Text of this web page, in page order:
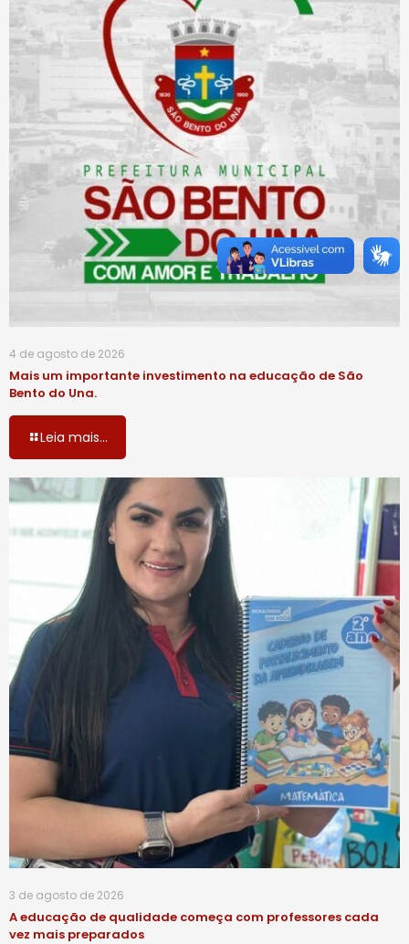
4 de agosto de 2026
Mais um importante investimento na educação de São
Bento do Una.
Leia mais...
3 de agosto de 2026
A educação de qualidade começa com professores cada
vez mais preparados